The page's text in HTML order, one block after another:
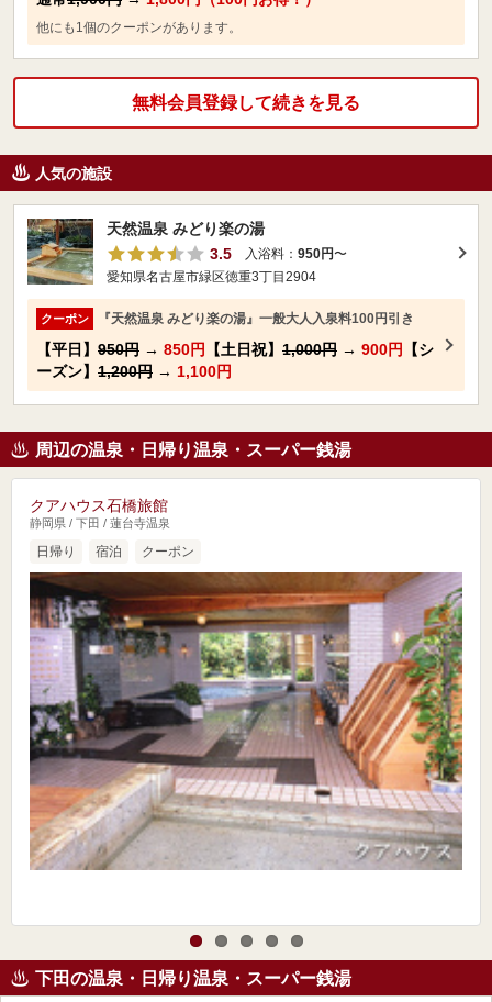
他にも1個のクーポンがあります。
無料会員登録して続きを見る
人気の施設
天然温泉 みどり楽の湯
3.5
入浴料： 950円〜
愛知県名古屋市緑区徳重3丁目2904
クーポン 『天然温泉 みどり楽の湯』一般大人入泉料100円引き
【平日】 950円 → 850円 【土日祝】 1,000円 → 900円
【シ
ーズン】 1,200円 → 1,100円
周辺の温泉・日帰り温泉・スーパー銭湯
クアハウス石橋旅館
静岡県 / 下田 / 蓮台寺温泉
日帰り 宿泊 クーポン
下田の温泉・日帰り温泉・スーパー銭湯